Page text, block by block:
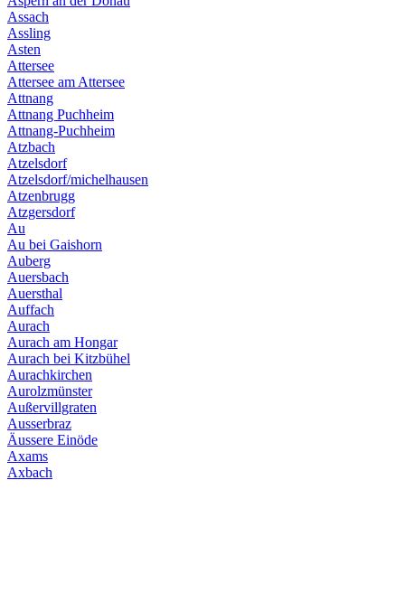
Assach
Assling
Asten
Attersee
Attersee am Attersee
Attnang
Attnang Puchheim
Attnang-Puchheim
Atzbach
Atzelsdorf
Atzelsdorf/michelhausen
Atzenbrugg
Atzgersdorf
Au
Au bei Gaishorn
Auberg
Auersbach
Auersthal
Auffach
Aurach
Aurach am Hongar
Aurach bei Kitzbühel
Aurachkirchen
Aurolzmünster
Außervillgraten
Ausserbraz
Äussere Einöde
Axams
Axbach